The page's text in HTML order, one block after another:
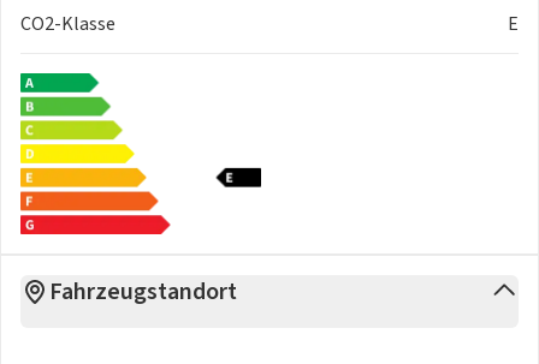
CO2-Klasse
E
Fahrzeugstandort